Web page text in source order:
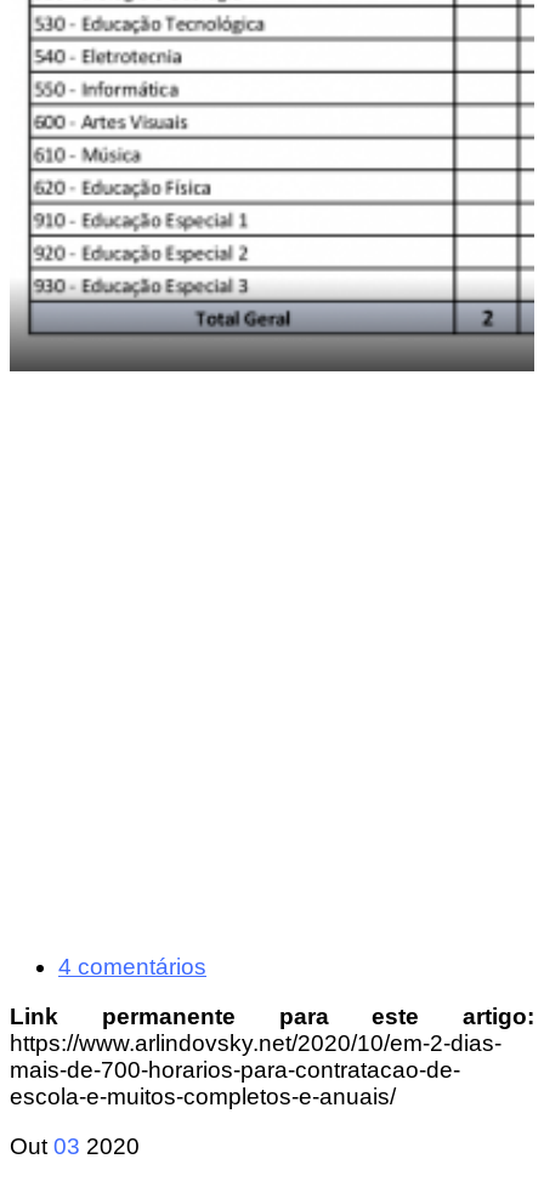
4 comentários
Link permanente para este artigo:
https://www.arlindovsky.net/2020/10/em-2-dias-
mais-de-700-horarios-para-contratacao-de-
escola-e-muitos-completos-e-anuais/
Out 03 2020